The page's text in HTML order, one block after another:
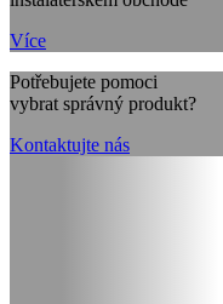
Více
Potřebujete pomoci
vybrat správný produkt?
Kontaktujte nás